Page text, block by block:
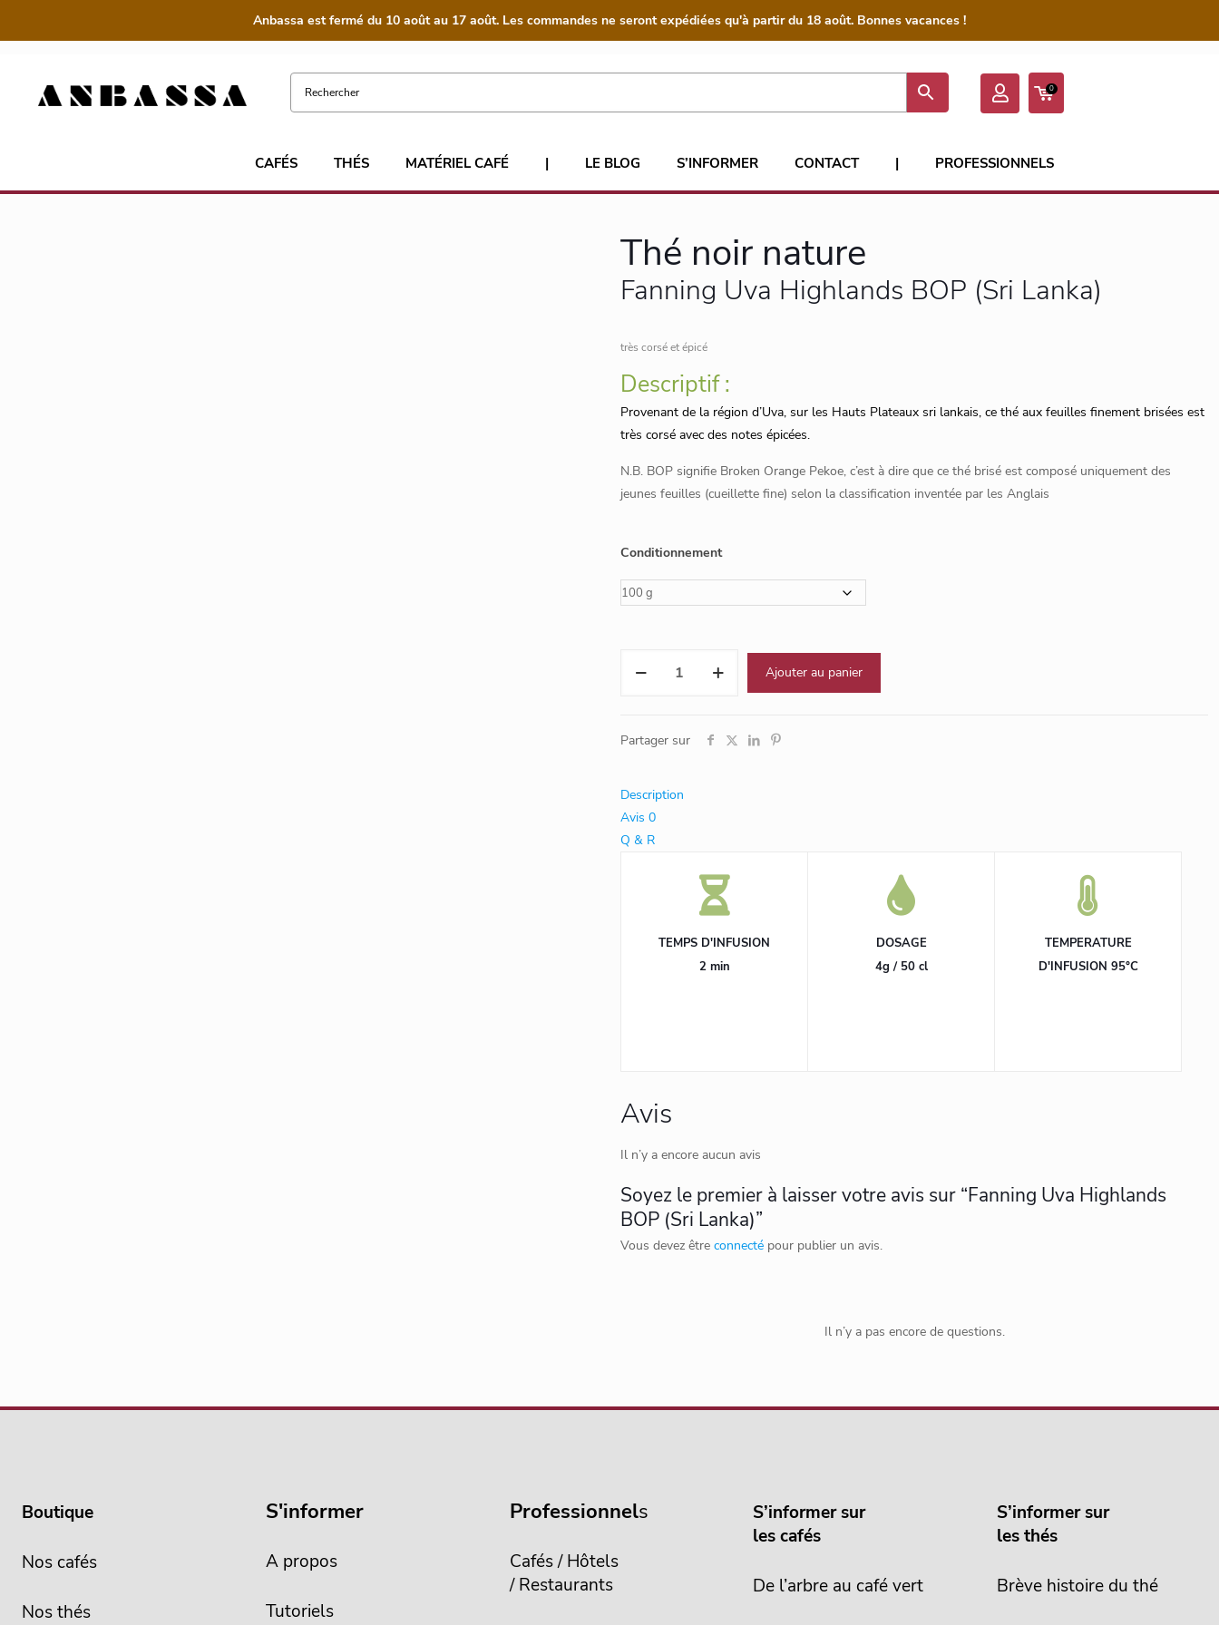
Anbassa est fermé du 10 août au 17 août. Les commandes ne seront expédiées qu'à partir du 18 août. Bonnes vacances !
CAFÉS THÉS MATÉRIEL CAFÉ | LE BLOG S’INFORMER CONTACT | PROFESSIONNELS
0
Thé noir nature
Fanning Uva Highlands BOP (Sri Lanka)
très corsé et épicé
Descriptif :
Provenant de la région d’Uva, sur les Hauts Plateaux sri lankais, ce thé aux feuilles finement brisées est
très corsé avec des notes épicées.
N.B. BOP signifie Broken Orange Pekoe, c’est à dire que ce thé brisé est composé uniquement des
jeunes feuilles (cueillette fine) selon la classification inventée par les Anglais
Conditionnement
Highlands
(Sri
Lanka)
Ajouter au panier
Partager sur
Description
Avis 0
Q & R
TEMPS D'INFUSION
2 min
DOSAGE
4g / 50 cl
TEMPERATURE
D'INFUSION 95°C
Avis
Il n’y a encore aucun avis
Soyez le premier à laisser votre avis sur “Fanning Uva Highlands
BOP (Sri Lanka)”
Vous devez être connecté pour publier un avis.
Il n’y a pas encore de questions.
Boutique
Nos cafés
Nos thés
S'informer
A propos
Tutoriels
Professionnels
Cafés / Hôtels
/ Restaurants
S’informer sur
les cafés
De l’arbre au café vert
S’informer sur
les thés
Brève histoire du thé